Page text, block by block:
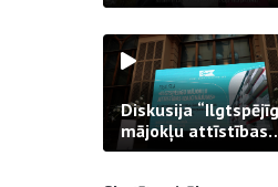
Diskusija
mājokļu attīstības
izaicinājums”